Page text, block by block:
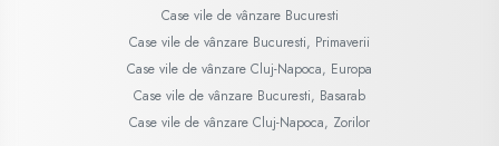
Case vile de vânzare Bucuresti
Case vile de vânzare Bucuresti, Primaverii
Case vile de vânzare Cluj-Napoca, Europa
Case vile de vânzare Bucuresti, Basarab
Case vile de vânzare Cluj-Napoca, Zorilor